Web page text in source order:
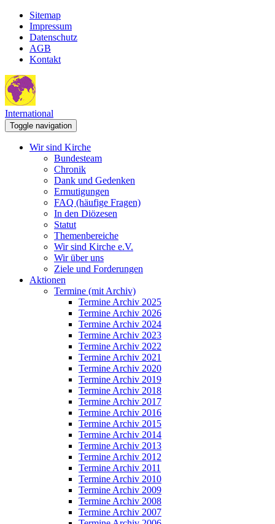
Sitemap
Impressum
Datenschutz
AGB
Kontakt
International
Toggle navigation
Wir sind Kirche
Bundesteam
Chronik
Dank und Gedenken
Ermutigungen
FAQ (häufige Fragen)
In den Diözesen
Statut
Themenbereiche
Wir sind Kirche e.V.
Wir über uns
Ziele und Forderungen
Aktionen
Termine (mit Archiv)
Termine Archiv 2025
Termine Archiv 2026
Termine Archiv 2024
Termine Archiv 2023
Termine Archiv 2022
Termine Archiv 2021
Termine Archiv 2020
Termine Archiv 2019
Termine Archiv 2018
Termine Archiv 2017
Termine Archiv 2016
Termine Archiv 2015
Termine Archiv 2014
Termine Archiv 2013
Termine Archiv 2012
Termine Archiv 2011
Termine Archiv 2010
Termine Archiv 2009
Termine Archiv 2008
Termine Archiv 2007